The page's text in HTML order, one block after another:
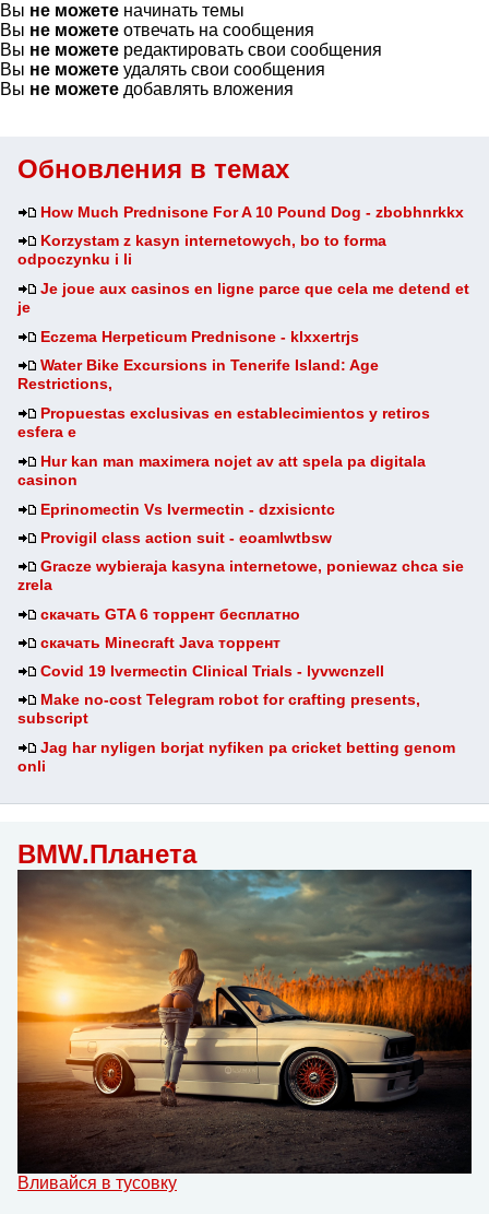
Обновления в темах
How Much Prednisone For A 10 Pound Dog - zbobhnrkkx
Korzystam z kasyn internetowych, bo to forma
odpoczynku i li
Je joue aux casinos en ligne parce que cela me detend et
je
Eczema Herpeticum Prednisone - klxxertrjs
Water Bike Excursions in Tenerife Island: Age
Restrictions,
Propuestas exclusivas en establecimientos y retiros
esfera e
Hur kan man maximera nojet av att spela pa digitala
casinon
Eprinomectin Vs Ivermectin - dzxisicntc
Provigil class action suit - eoamlwtbsw
Gracze wybieraja kasyna internetowe, poniewaz chca sie
zrela
скачать GTA 6 торрент бесплатно
скачать Minecraft Java торрент
Covid 19 Ivermectin Clinical Trials - lyvwcnzell
Make no-cost Telegram robot for crafting presents,
subscript
Jag har nyligen borjat nyfiken pa cricket betting genom
onli
BMW.Планета
Вливайся в тусовку
Вы не можете начинать темы
Вы не можете отвечать на сообщения
Вы не можете редактировать свои сообщения
Вы не можете удалять свои сообщения
Вы не можете добавлять вложения